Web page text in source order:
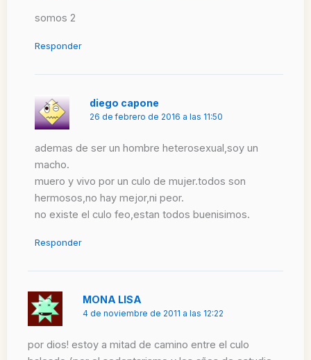
somos 2
Responder
diego capone
26 de febrero de 2016 a las 11:50
ademas de ser un hombre heterosexual,soy un
macho.
muero y vivo por un culo de mujer.todos son
hermosos,no hay mejor,ni peor.
no existe el culo feo,estan todos buenisimos.
Responder
MONA LISA
4 de noviembre de 2011 a las 12:22
por dios! estoy a mitad de camino entre el culo